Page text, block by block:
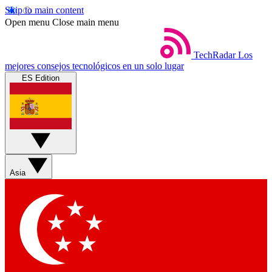
Skip to main content
Open menu Close main menu
TechRadar Los
mejores consejos tecnológicos en un solo lugar
ES Edition
Asia